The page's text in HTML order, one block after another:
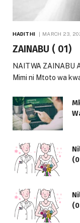
HADITHI MARCH 23,
ZAINABU ( 01)
NAITWA ZAINABU
Mimi ni Mtoto wa